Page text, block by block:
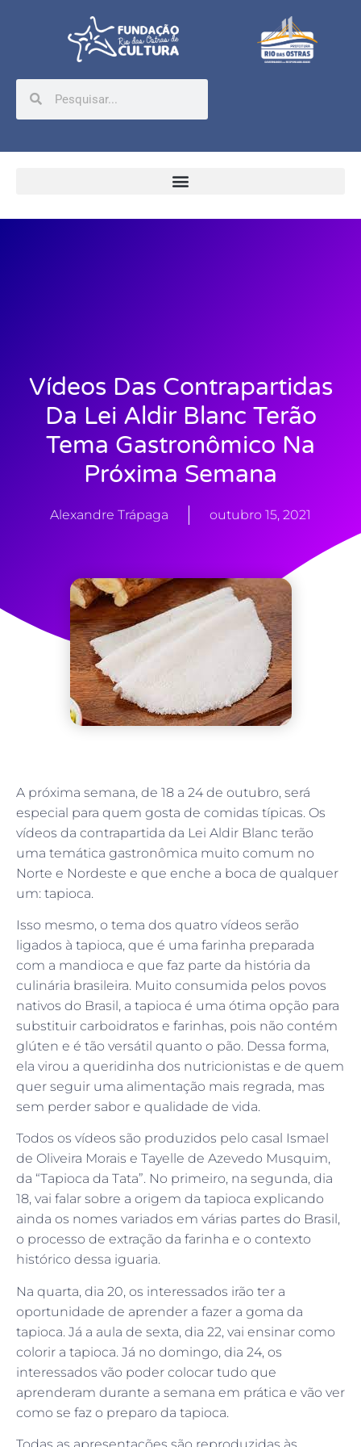
Vídeos Das Contrapartidas
Da Lei Aldir Blanc Terão
Tema Gastronômico Na
Próxima Semana
Alexandre Trápaga outubro 15, 2021
A próxima semana, de 18 a 24 de outubro, será
especial para quem gosta de comidas típicas. Os
vídeos da contrapartida da Lei Aldir Blanc terão
uma temática gastronômica muito comum no
Norte e Nordeste e que enche a boca de qualquer
um: tapioca.
Isso mesmo, o tema dos quatro vídeos serão
ligados à tapioca, que é uma farinha preparada
com a mandioca e que faz parte da história da
culinária brasileira. Muito consumida pelos povos
nativos do Brasil, a tapioca é uma ótima opção para
substituir carboidratos e farinhas, pois não contém
glúten e é tão versátil quanto o pão. Dessa forma,
ela virou a queridinha dos nutricionistas e de quem
quer seguir uma alimentação mais regrada, mas
sem perder sabor e qualidade de vida.
Todos os vídeos são produzidos pelo casal Ismael
de Oliveira Morais e Tayelle de Azevedo Musquim,
da “Tapioca da Tata”. No primeiro, na segunda, dia
18, vai falar sobre a origem da tapioca explicando
ainda os nomes variados em várias partes do Brasil,
o processo de extração da farinha e o contexto
histórico dessa iguaria.
Na quarta, dia 20, os interessados irão ter a
oportunidade de aprender a fazer a goma da
tapioca. Já a aula de sexta, dia 22, vai ensinar como
colorir a tapioca. Já no domingo, dia 24, os
interessados vão poder colocar tudo que
aprenderam durante a semana em prática e vão ver
como se faz o preparo da tapioca.